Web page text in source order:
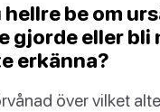
hellre be om
gjorde eller
erkänna?
över vilket